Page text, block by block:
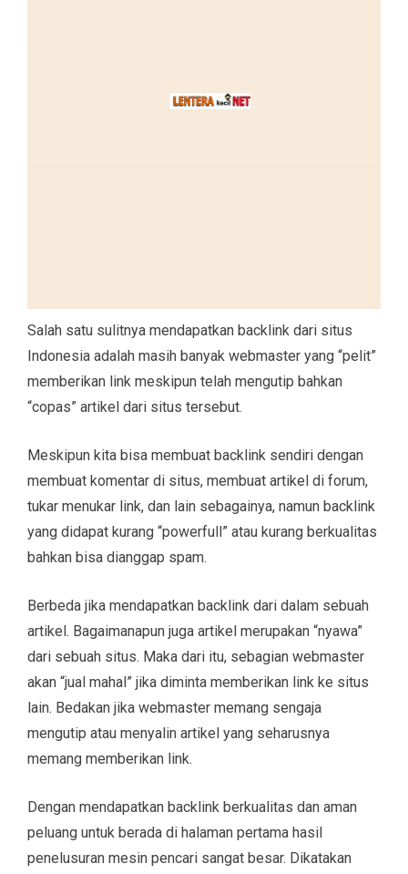
Salah satu sulitnya mendapatkan backlink dari situs
Indonesia adalah masih banyak webmaster yang “pelit”
memberikan link meskipun telah mengutip bahkan
“copas” artikel dari situs tersebut.
Meskipun kita bisa membuat backlink sendiri dengan
membuat komentar di situs, membuat artikel di forum,
tukar menukar link, dan lain sebagainya, namun backlink
yang didapat kurang “powerfull” atau kurang berkualitas
bahkan bisa dianggap spam.
Berbeda jika mendapatkan backlink dari dalam sebuah
artikel. Bagaimanapun juga artikel merupakan “nyawa”
dari sebuah situs. Maka dari itu, sebagian webmaster
akan “jual mahal” jika diminta memberikan link ke situs
lain. Bedakan jika webmaster memang sengaja
mengutip atau menyalin artikel yang seharusnya
memang memberikan link.
Dengan mendapatkan backlink berkualitas dan aman
peluang untuk berada di halaman pertama hasil
penelusuran mesin pencari sangat besar. Dikatakan